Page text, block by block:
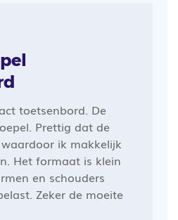
toetsenbord. De
Prettig dat de
ik makkelijk
Het formaat is klein
en schouders
Zeker de moeite